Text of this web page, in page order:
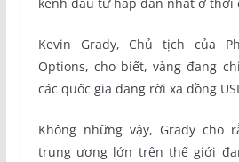
kênh đầu tư hấp dẫn nhất ở thời
Kevin Grady, Chủ tịch của
Options, cho biết, vàng đang
các quốc gia đang rời xa đồng
Không những vậy, Grady cho
trung ương lớn trên thế giới